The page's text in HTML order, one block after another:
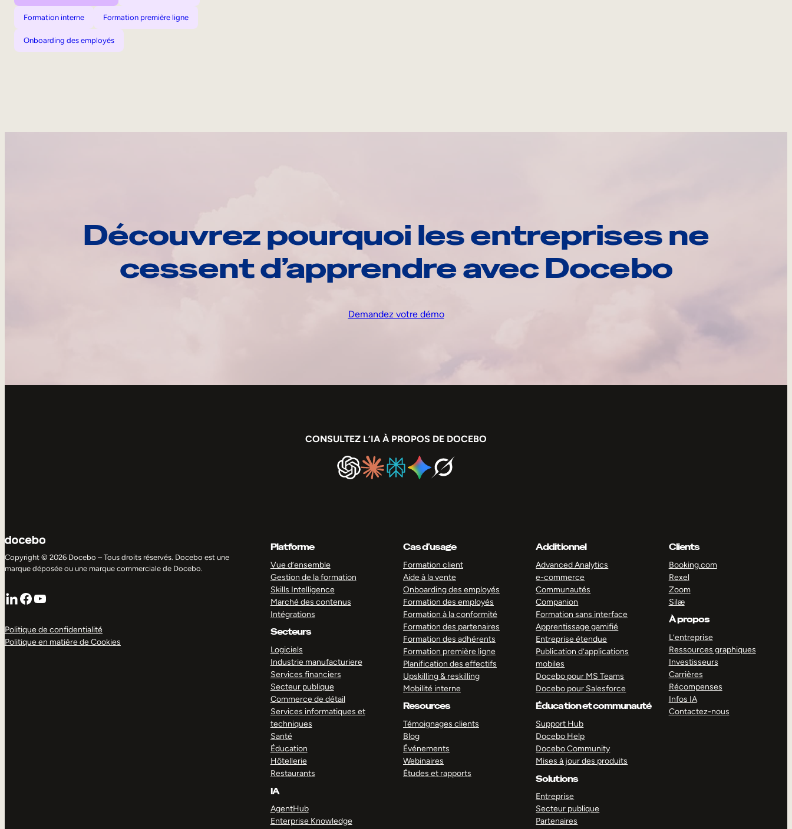
Formation interne Formation première ligne
Onboarding des employés
Découvrez pourquoi les entreprises ne
cessent d’apprendre avec Docebo
Demandez votre démo
CONSULTEZ L’IA À PROPOS DE DOCEBO
Copyright © 2026 Docebo – Tous droits réservés. Docebo est une
marque déposée ou une marque commerciale de Docebo.
LinkedIn
Facebook
YouTube
Politique de confidentialité
Politique en matière de Cookies
Platforme
Vue d’ensemble
Gestion de la formation
Skills Intelligence
Marché des contenus
Intégrations
Secteurs
Logiciels
Industrie manufacturiere
Services financiers
Secteur publique
Commerce de détail
Services informatiques et
techniques
Santé
Éducation
Hôtellerie
Restaurants
IA
AgentHub
Enterprise Knowledge
Cas d’usage
Formation client
Aide à la vente
Onboarding des employés
Formation des employés
Formation à la conformité
Formation des partenaires
Formation des adhérents
Formation première ligne
Planification des effectifs
Upskilling & reskilling
Mobilité interne
Resources
Témoignages clients
Blog
Événements
Webinaires
Études et rapports
Additionnel
Advanced Analytics
e-commerce
Communautés
Companion
Formation sans interface
Apprentissage gamifié
Entreprise étendue
Publication d’applications
mobiles
Docebo pour MS Teams
Docebo pour Salesforce
Éducation et communauté
Support Hub
Docebo Help
Docebo Community
Mises à jour des produits
Solutions
Entreprise
Secteur publique
Partenaires
Clients
Booking.com
Rexel
Zoom
Silæ
À propos
L’entreprise
Ressources graphiques
Investisseurs
Carrières
Récompenses
Infos IA
Contactez-nous